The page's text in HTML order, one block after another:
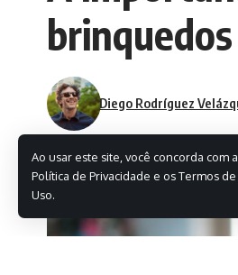
Ao usar este site, você concorda com a
Política de Privacidade e os Termos de
Uso.
brinquedos
Diego Rodríguez